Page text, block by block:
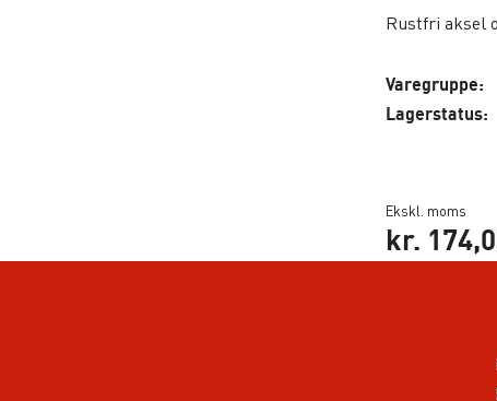
Rustfri aksel
Varegruppe:
Lagerstatus:
Ekskl. moms
kr.